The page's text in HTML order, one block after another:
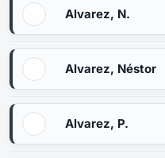
Alvarez, N.
Alvarez, Néstor
Alvarez, P.